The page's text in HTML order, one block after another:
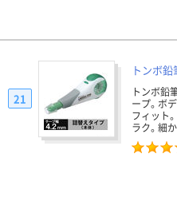
トンボ鉛
トンボ鉛
ープ。ボ
フィット
ラク。細
21